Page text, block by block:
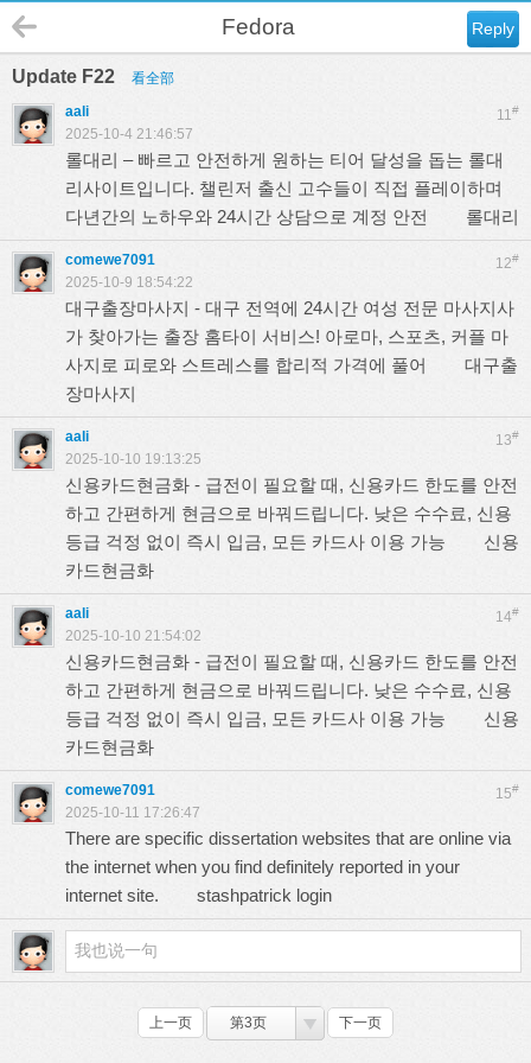
Reply
Fedora
Update F22 看全部
11#
aali
2025-10-4 21:46:57
롤대리 – 빠르고 안전하게 원하는 티어 달성을 돕는 롤대
리사이트입니다. 챌린저 출신 고수들이 직접 플레이하며
다년간의 노하우와 24시간 상담으로 계정 안전 롤대리
12#
comewe7091
2025-10-9 18:54:22
대구출장마사지 - 대구 전역에 24시간 여성 전문 마사지사
가 찾아가는 출장 홈타이 서비스! 아로마, 스포츠, 커플 마
사지로 피로와 스트레스를 합리적 가격에 풀어 대구출
장마사지
13#
aali
2025-10-10 19:13:25
신용카드현금화 - 급전이 필요할 때, 신용카드 한도를 안전
하고 간편하게 현금으로 바꿔드립니다. 낮은 수수료, 신용
등급 걱정 없이 즉시 입금, 모든 카드사 이용 가능 신용
카드현금화
14#
aali
2025-10-10 21:54:02
신용카드현금화 - 급전이 필요할 때, 신용카드 한도를 안전
하고 간편하게 현금으로 바꿔드립니다. 낮은 수수료, 신용
등급 걱정 없이 즉시 입금, 모든 카드사 이용 가능 신용
카드현금화
15#
comewe7091
2025-10-11 17:26:47
There are specific dissertation websites that are online via
the internet when you find definitely reported in your
internet site. stashpatrick login
上一页 第3页 下一页